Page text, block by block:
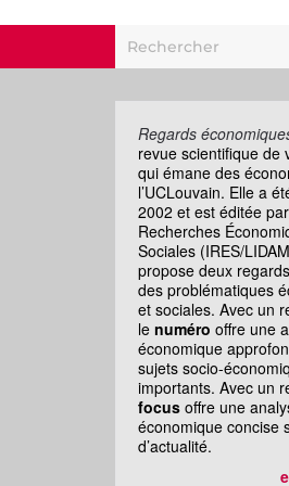
Regards
revue scientifique de
qui émane des
l’UCLouvain. Elle a
2002 et est éditée
Recherches
Sociales (IRES/
propose deux
des problématiques
et sociales. Avec un
le numéro offre une
économique
sujets socio-
importants. Avec un
focus offre une
économique concise
d’actualité.